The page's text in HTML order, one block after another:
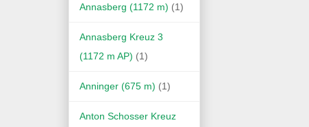
Annasberg (1172 m) (1)
Annasberg Kreuz 3
(1172 m AP) (1)
Anninger (675 m) (1)
Anton Schosser Kreuz